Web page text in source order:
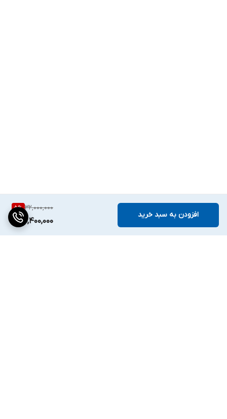
32,000,000
5%
30,400,000
افزودن به سبد خرید